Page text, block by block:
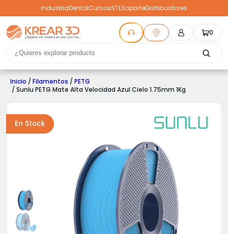
IndustriaDentalCursosSTLSoporteDistribuidores
0
Inicio / Filamentos / PETG
/ Sunlu PETG Mate Alta Velocidad Azul Cielo 1.75mm 1Kg
En Stock